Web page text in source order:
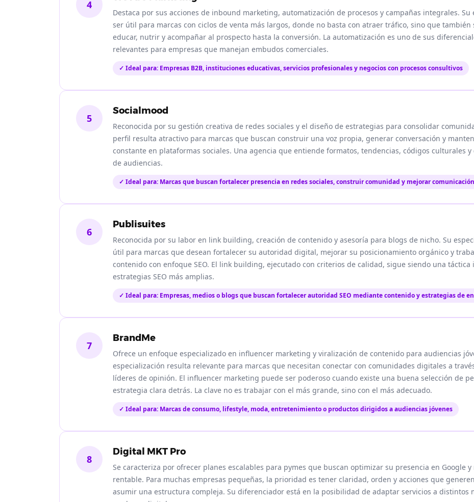
4
Destaca por sus acciones de inbound marketing, automatización de procesos y campañas integrales.
ser útil para marcas con ciclos de venta más largos, donde no basta con atraer tráfico, sino que también
educar, nutrir y acompañar al prospecto hasta la conversión. La automatización es uno de sus
relevantes para empresas que manejan embudos comerciales.
✓ Ideal para: Empresas B2B, instituciones educativas, servicios profesionales y negocios con procesos consultivos
5
Socialmood
Reconocida por su gestión creativa de redes sociales y el diseño de estrategias para consolidar
perfil resulta atractivo para marcas que buscan construir una voz propia, generar conversación y
constante en plataformas sociales. Una agencia que entiende formatos, tendencias, códigos culturales
de audiencias.
✓ Ideal para: Marcas que buscan fortalecer presencia en redes sociales, construir comunidad y mejorar
6
Publisuites
Reconocida por su labor en link building, creación de contenido y asesoría para blogs de nicho. Su
útil para marcas que desean fortalecer su autoridad digital, mejorar su posicionamiento orgánico y
contenido con enfoque SEO. El link building, ejecutado con criterios de calidad, sigue siendo una táctica
estrategias SEO más amplias.
✓ Ideal para: Empresas, medios o blogs que buscan fortalecer autoridad SEO mediante contenido y estrategias de
7
BrandMe
Ofrece un enfoque especializado en influencer marketing y viralización de contenido para audiencias
especialización resulta relevante para marcas que necesitan conectar con comunidades digitales a
líderes de opinión. El influencer marketing puede ser poderoso cuando existe una buena selección de
estrategia clara detrás. La clave no es trabajar con el más grande, sino con el más adecuado.
✓ Ideal para: Marcas de consumo, lifestyle, moda, entretenimiento o productos dirigidos a audiencias jóvenes
8
Digital MKT Pro
Se caracteriza por ofrecer planes escalables para pymes que buscan optimizar su presencia en Google
rentable. Para muchas empresas pequeñas, la prioridad es tener claridad, orden y acciones que
asumir una estructura compleja. Su diferenciador está en la posibilidad de adaptar servicios a distintos